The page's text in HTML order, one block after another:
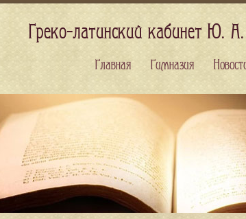
Греко-латинский кабинет Ю.
Главная Гимназия